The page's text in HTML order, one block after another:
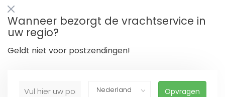
Wanneer bezorgt de vrachtservice in
uw regio?
Geldt niet voor postzendingen!
Opvragen